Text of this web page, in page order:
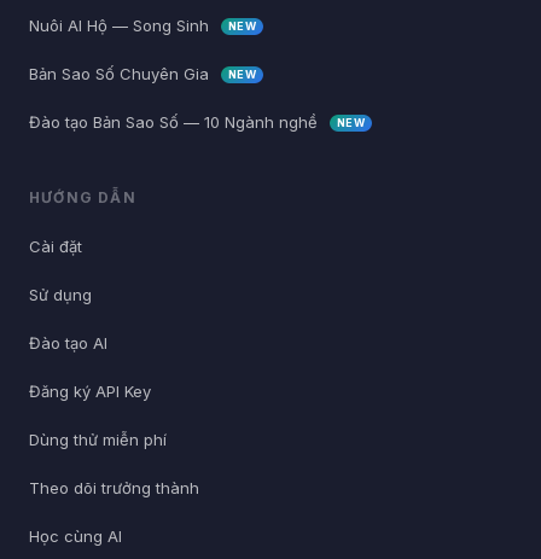
Nuôi AI Hộ — Song Sinh NEW
Bản Sao Số Chuyên Gia NEW
Đào tạo Bản Sao Số — 10 Ngành nghề NEW
HƯỚNG DẪN
Cài đặt
Sử dụng
Đào tạo AI
Đăng ký API Key
Dùng thử miễn phí
Theo dõi trưởng thành
Học cùng AI